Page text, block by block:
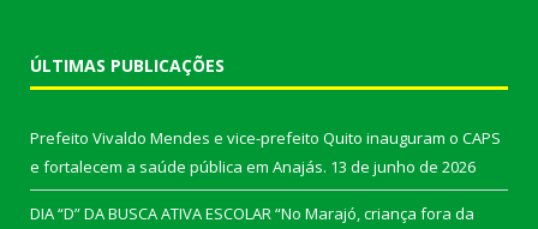
ÚLTIMAS PUBLICAÇÕES
Prefeito Vivaldo Mendes e vice-prefeito Quito inauguram o CAPS
e fortalecem a saúde pública em Anajás. 13 de junho de 2026
DIA “D” DA BUSCA ATIVA ESCOLAR “No Marajó, criança fora da